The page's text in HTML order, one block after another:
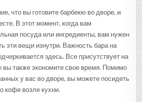
что вы готовите барбекю во дворе, и
В этот момент, когда вам
посуда или ингредиенты, вам нужен
эти вещи изнутри. Важность бара на
здесь. Все присутствует на
вы также экономите свое время. Помимо
у вас во дворе, вы можете посидеть
кофе возле кухни.